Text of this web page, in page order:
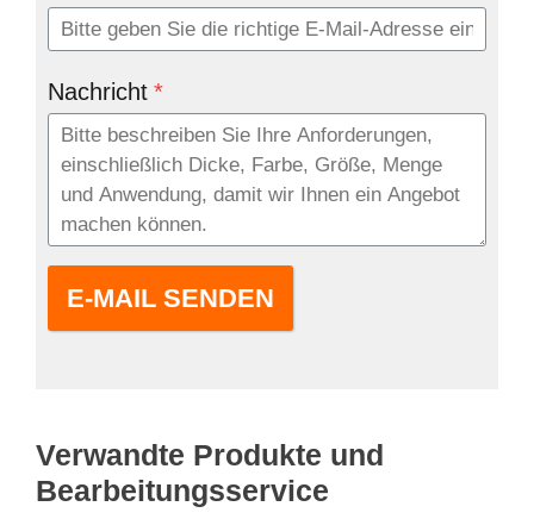
Nachricht *
E-MAIL SENDEN
Verwandte Produkte und
Bearbeitungsservice